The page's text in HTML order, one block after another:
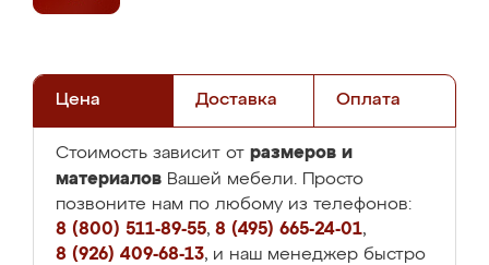
Цена Доставка Оплата
Стоимость зависит от размеров и
материалов Вашей мебели. Просто
позвоните нам по любому из телефонов:
8 (800) 511-89-55, 8 (495) 665-24-01,
8 (926) 409-68-13, и наш менеджер быстро